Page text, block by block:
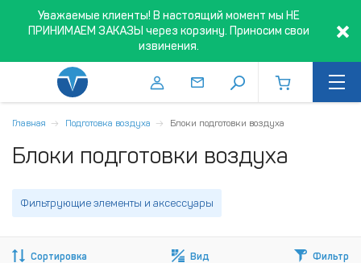
Уважаемые клиенты! В настоящий момент мы НЕ
ПРИНИМАЕМ ЗАКАЗЫ через корзину. Приносим свои
извинения.
Главная Подготовка воздуха Блоки подготовки воздуха
Блоки подготовки воздуха
Фильтрующие элементы и аксессуары
Сортировка Вид Фильтр